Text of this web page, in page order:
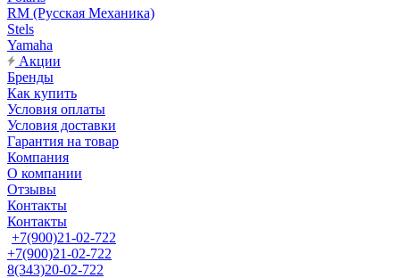
RM (Русская Механика)
Stels
Yamaha
Акции
Бренды
Как купить
Условия оплаты
Условия доставки
Гарантия на товар
Компания
О компании
Отзывы
Контакты
Контакты
+7(900)21-02-722
+7(900)21-02-722
8(343)20-02-722